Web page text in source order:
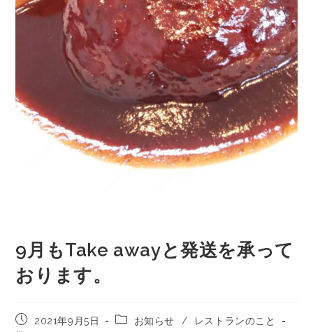
9月もTake awayと発送を承って
おります。
2021年9月5日 お知らせ /
レストランのこと